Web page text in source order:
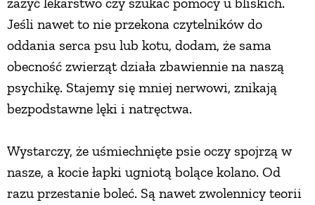
Jeśli nawet to nie przekona czytelników do
oddania serca psu lub kotu, dodam, że sama
obecność zwierząt działa zbawiennie na naszą
psychikę. Stajemy się mniej nerwowi, znikają
bezpodstawne lęki i natręctwa.
Wystarczy, że uśmiechnięte psie oczy spojrzą w
nasze, a kocie łapki ugniotą bolące kolano. Od
razu przestanie boleć. Są nawet zwolennicy teorii